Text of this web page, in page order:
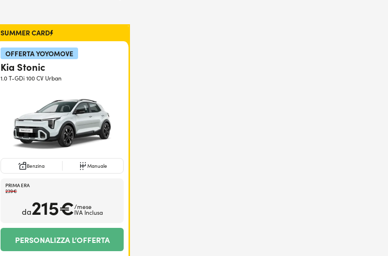
SUMMER CARD
OFFERTA YOYOMOVE
Kia Stonic
1.0 T-GDi 100 CV Urban
Benzina Manuale
PRIMA ERA
239€
da215€/mese
IVA Inclusa
PERSONALIZZA L’OFFERTA